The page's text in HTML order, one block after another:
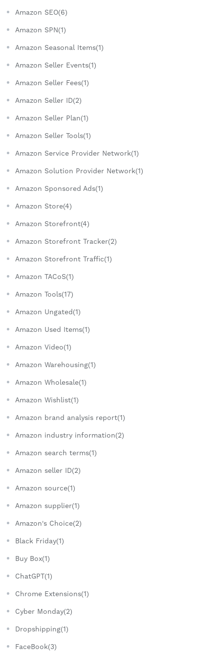
Amazon SEO(6)
Amazon SPN(1)
Amazon Seasonal Items(1)
Amazon Seller Events(1)
Amazon Seller Fees(1)
Amazon Seller ID(2)
Amazon Seller Plan(1)
Amazon Seller Tools(1)
Amazon Service Provider Network(1)
Amazon Solution Provider Network(1)
Amazon Sponsored Ads(1)
Amazon Store(4)
Amazon Storefront(4)
Amazon Storefront Tracker(2)
Amazon Storefront Traffic(1)
Amazon TACoS(1)
Amazon Tools(17)
Amazon Ungated(1)
Amazon Used Items(1)
Amazon Video(1)
Amazon Warehousing(1)
Amazon Wholesale(1)
Amazon Wishlist(1)
Amazon brand analysis report(1)
Amazon industry information(2)
Amazon search terms(1)
Amazon seller ID(2)
Amazon source(1)
Amazon supplier(1)
Amazon's Choice(2)
Black Friday(1)
Buy Box(1)
ChatGPT(1)
Chrome Extensions(1)
Cyber Monday(2)
Dropshipping(1)
FaceBook(3)